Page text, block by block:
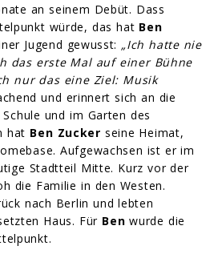
an seinem Debüt. Dass
würde, das hat Ben
Jugend gewusst: „Ich hatte nie
das erste Mal auf einer Bühne
nur das eine Ziel: Musik
und erinnert sich an die
und im Garten des
hat Ben Zucker seine Heimat,
Aufgewachsen ist er im
Stadtteil Mitte. Kurz vor der
die Familie in den Westen.
nach Berlin und lebten
Haus. Für Ben wurde die